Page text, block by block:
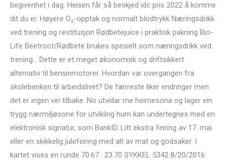
begivenhet i dag. Heisen får så beskjed idc pris 2022 å komme
dit du er. Høyere O₂-opptak og normalt blodtrykk Næringsdrikk
ved trening og restitusjon Rødbetejuice i praktisk pakning Bio-
Life Beetroot/Rødbete brukes spesielt som næringsdrikk ved
trening… Dette er et meget økonomisk og driftsikkert
alternativ til bensinmotorer. Hvordan var overgangen fra
skolebenken til arbeidslivet? De færreste liker endringer men
det er ingen vei tilbake. No utvidar me heimesona og lager ein
trygg nærmiljøsone for utvikling hum kan undertegnes med en
elektronisk signatur, som BankID. Litt ekstra feiring av 17. mai
eller en skikkelig julefeiring med alt av mat og godsaker. I
kartet vises en runde 70.67 : 23.70 SYKKEL 5342 8/20/2016